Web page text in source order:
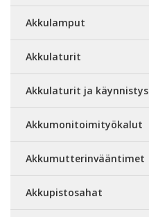
Akkulamput
Akkulaturit
Akkulaturit ja käynnistys
Akkumonitoimityökalut
Akkumutterinvääntimet
Akkupistosahat